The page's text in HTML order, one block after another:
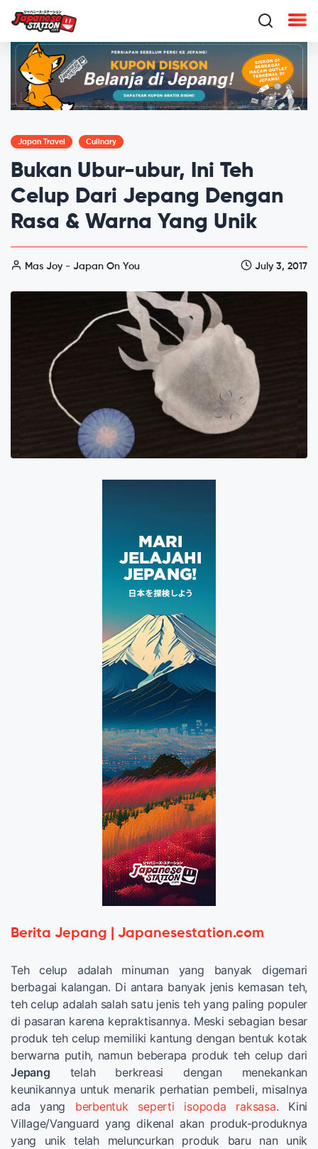
Japan Travel Culinary
Bukan Ubur-ubur, Ini Teh
Celup Dari Jepang Dengan
Rasa & Warna Yang Unik
Mas Joy - Japan On You July 3, 2017
Berita Jepang | Japanesestation.com
Teh celup adalah minuman yang banyak digemari
berbagai kalangan. Di antara banyak jenis kemasan teh,
teh celup adalah salah satu jenis teh yang paling populer
di pasaran karena kepraktisannya. Meski sebagian besar
produk teh celup memiliki kantung dengan bentuk kotak
berwarna putih, namun beberapa produk teh celup dari
Jepang telah berkreasi dengan menekankan
keunikannya untuk menarik perhatian pembeli, misalnya
ada yang berbentuk seperti isopoda raksasa. Kini
Village/Vanguard yang dikenal akan produk-produknya
yang unik telah meluncurkan produk baru nan unik